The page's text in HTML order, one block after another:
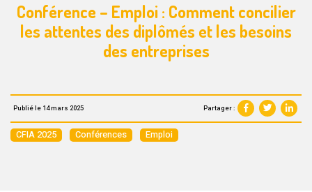
Conférence – Emploi : Comment concilier
les attentes des diplômés et les besoins
des entreprises
Publié le 14 mars 2025 Partager :
CFIA 2025 Conférences Emploi